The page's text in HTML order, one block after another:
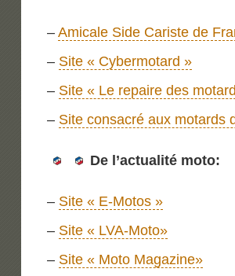
–Amicale Side Cariste de
– Site « Cybermotard »
– Site « Le repaire des
– Site consacré aux motards
De l’actualité moto:
– Site « E-Motos »
– Site « LVA-Moto»
– Site « Moto Magazine»